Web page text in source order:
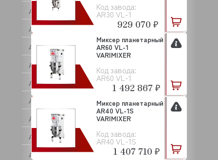
ASCOBLOC
ASCON TECNOLOGIC
ASF/THOMAS
ASKO
ASSUM
ATA
ATEA
ATEL
ATESY (АТЕСИ)
Код завода:
AR30 VL-1
929 070 ₽
Код завода:
AR60 VL-1
Миксер планетарный
AR60 VL-1
VARIMIXER
1 492 867 ₽
Код завода:
AR40 VL-1S
Миксер планетарный
AR40 VL-1S
VARIMIXER
1 407 710 ₽